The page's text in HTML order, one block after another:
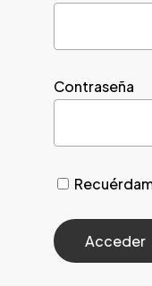
Contraseña